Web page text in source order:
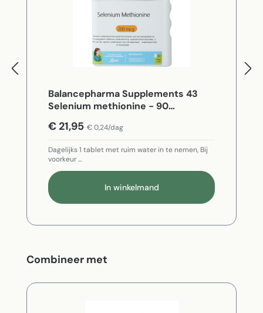
Balancepharma Supplements 43
Selenium methionine - 90
€ 21,95 € 0,24/dag
Dagelijks 1 tablet met ruim water in te nemen, Bij
voorkeur …
In winkelmand
Productgalerij overslaan
Combineer met